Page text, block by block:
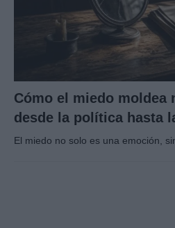
Cómo el miedo moldea
desde la política hasta
El miedo no solo es una emoción,